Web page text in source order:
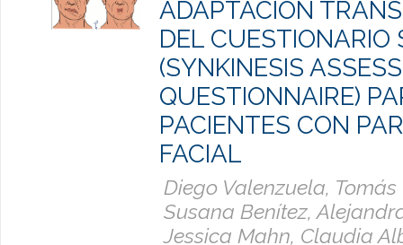
ADAPTACIÓN
DEL CUESTIONARIO
(SYNKINESIS
QUESTIONNAIRE)
PACIENTES CON
FACIAL
Diego Valenzuela, Tomás
Susana Benítez,
Jessica Mahn, Claudia